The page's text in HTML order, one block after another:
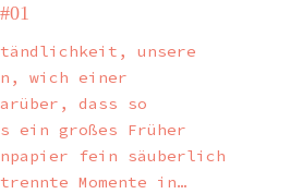
unsere
wich einer
dass so
großes Früher
fein säuberlich
Momente in…